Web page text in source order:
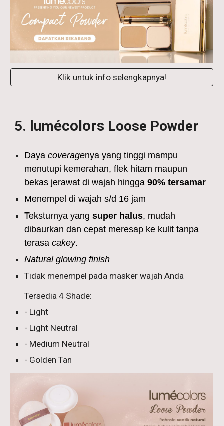
Klik untuk info selengkapnya!
5. lumécolors Loose Powder
Dayacoveragenya yang tinggi mampu
menutupi kemerahan, flek hitam maupun
bekas jerawat di wajah hingga90% tersamar
Menempel di wajah s/d 16 jam
Teksturnya yangsuper halus, mudah
dibaurkan dan cepat meresap ke kulit tanpa
terasacakey.
Natural glowing finish
Tidak menempel pada masker wajah Anda
Tersedia4 Shade:
- Light
- Light Neutral
- Medium Neutral
- Golden Tan